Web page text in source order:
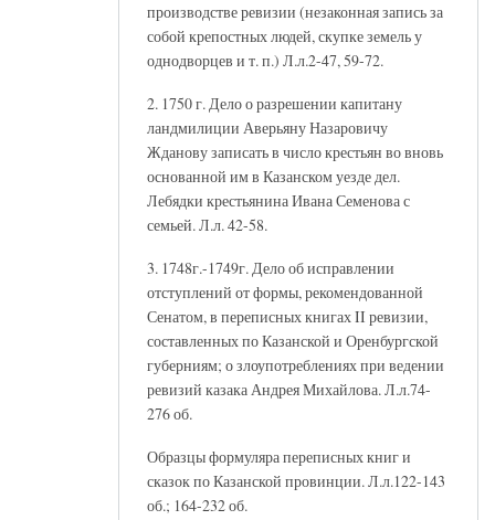
производстве ревизии (незаконная запись за
собой крепостных людей, скупке земель у
однодворцев и т. п.) Л.л.2-47, 59-72.
2. 1750 г. Дело о разрешении капитану
ландмилиции Аверьяну Назаровичу
Жданову записать в число крестьян во вновь
основанной им в Казанском уезде дел.
Лебядки крестьянина Ивана Семенова с
семьей. Л.л. 42-58.
3. 1748г.-1749г. Дело об исправлении
отступлений от формы, рекомендованной
Сенатом, в переписных книгах II ревизии,
составленных по Казанской и Оренбургской
губерниям; о злоупотреблениях при ведении
ревизий казака Андрея Михайлова. Л.л.74-
276 об.
Образцы формуляра переписных книг и
сказок по Казанской провинции. Л.л.122-143
об.; 164-232 об.